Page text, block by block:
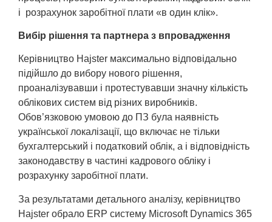
і розрахунок заробітної плати «в один клік».
Вибір рішення та партнера з впровадження
Керівництво Hajster максимально відповідально
підійшло до вибору нового рішення,
проаналізувавши і протестувавши значну кількість
облікових систем від різних виробників.
Обов’язковою умовою до ПЗ була наявність
української локалізації, що включає не тільки
бухгалтерський і податковий облік, а і відповідність
законодавству в частині кадрового обліку і
розрахунку заробітної плати.
За результатами детального аналізу, керівництво
Hajster обрало ERP систему Microsoft Dynamics 365